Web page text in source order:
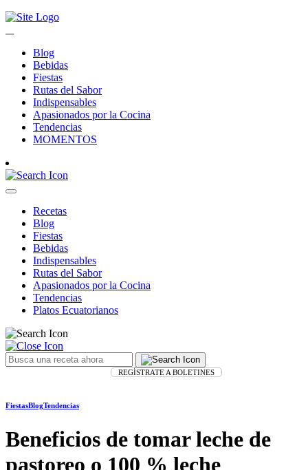
Blog
Bebidas
Fiestas
Rutas del Sabor
Indispensables
Apasionados por la Cocina
Tendencias
MOMENTOS
Recetas
Blog
Fiestas
Bebidas
Indispensables
Rutas del Sabor
Apasionados por la Cocina
Tendencias
Platos Ecuatorianos
REGÍSTRATE A BOLETINES
FiestasBlogTendencias
Beneficios de tomar leche de
pastoreo o 100 % leche